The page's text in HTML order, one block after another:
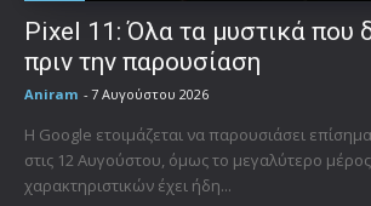
Pixel 11: Όλα τα μυστικά που
πριν την παρουσίαση
Aniram - 7 Αυγούστου 2026
Η Google ετοιμάζεται να παρουσιάσει
στις 12 Αυγούστου, όμως το μεγαλύτερο
χαρακτηριστικών έχει ήδη...